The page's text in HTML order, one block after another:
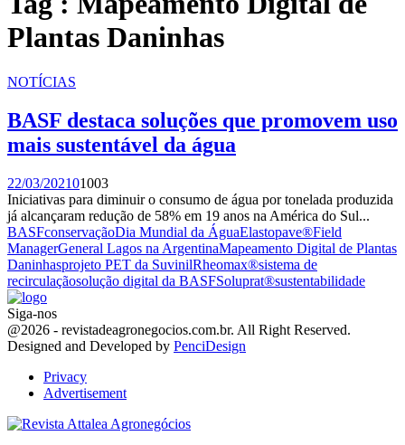
Plantas Daninhas
NOTÍCIAS
BASF destaca soluções que promovem uso
mais sustentável da água
22/03/202101003
Iniciativas para diminuir o consumo de água por tonelada produzida
já alcançaram redução de 58% em 19 anos na América do Sul...
BASFconservaçãoDia Mundial da ÁguaElastopave®Field
ManagerGeneral Lagos na ArgentinaMapeamento Digital de Plantas
Daninhasprojeto PET da SuvinilRheomax®sistema de
recirculaçãosolução digital da BASFSoluprat®sustentabilidade
Siga-nos
Facebook
Twitter
Instagram
Linkedin
Youtube
Email
@2026 - revistadeagronegocios.com.br. All Right Reserved.
Designed and Developed by PenciDesign
Privacy
Advertisement